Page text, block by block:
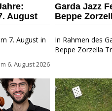
August
7. August in
6. August 2026
Garda Jazz
Beppe
In Rahmen des
Beppe Zorzella